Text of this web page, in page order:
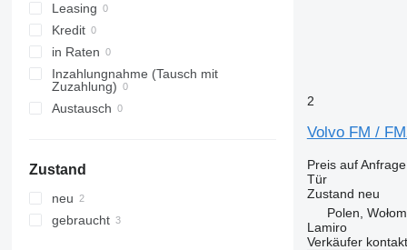
Leasing
Kredit
in Raten
Inzahlungnahme (Tausch mit
Zuzahlung)
Austausch
Zustand
neu
gebraucht
2
Volvo FM /
Preis auf Anfrage
Tür
Zustand neu
Polen,
Lamiro
Verkäufer